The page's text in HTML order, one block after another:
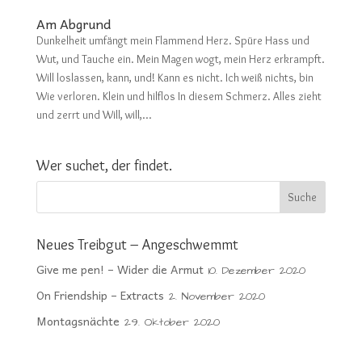
Am Abgrund
Dunkelheit umfängt mein Flammend Herz. Spüre Hass und
Wut, und Tauche ein. Mein Magen wogt, mein Herz erkrampft.
Will loslassen, kann, und! Kann es nicht. Ich weiß nichts, bin
Wie verloren. Klein und hilflos In diesem Schmerz. Alles zieht
und zerrt und Will, will,...
Wer suchet, der findet.
Neues Treibgut – Angeschwemmt
Give me pen! – Wider die Armut 10. Dezember 2020
On Friendship – Extracts 2. November 2020
Montagsnächte 29. Oktober 2020